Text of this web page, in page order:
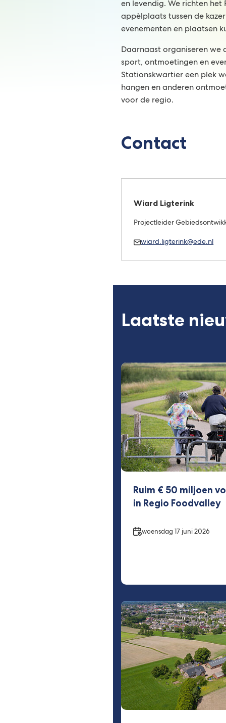
en levendig. We richten het
appèlplaats tussen de
evenementen en plaatsen
Daarnaast organiseren we
sport, ontmoetingen en
Stationskwartier een plek
hangen en anderen
voor de regio.
Contact
Wiard Ligterink
Projectleider
Mailwiard.ligterink@ede.nl
Laatste
Ruim € 50 miljoen
in Regio Foodvalley
Datum
woensdag 17 juni 2026